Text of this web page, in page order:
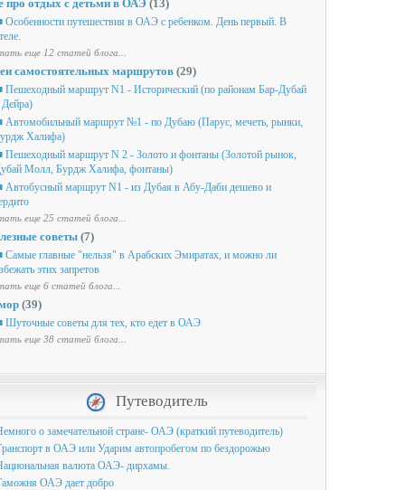
про отдых с детьми в ОАЭ (13)
Особенности путешествия в ОАЭ с ребенком. День первый. В
еще 12 статей блога...
самостоятельных маршрутов (29)
Пешеходный маршрут N1 - Исторический (по районам Бар-Дубай
Дейра)
Автомобильный маршрут №1 - по Дубаю (Парус, мечеть, рынки,
Халифа)
Пешеходный маршрут N 2 - Золото и фонтаны (Золотой рынок,
Молл, Бурдж Халифа, фонтаны)
Автобусный маршрут N1 - из Дубая в Абу-Даби дешево и
еще 25 статей блога...
советы (7)
Самые главные "нельзя" в Арабских Эмиратах, и можно ли
этих запретов
еще 6 статей блога...
(39)
Шуточные советы для тех, кто едет в ОАЭ
еще 38 статей блога...
Путеводитель
о замечательной стране- ОАЭ (краткий путеводитель)
в ОАЭ или Ударим автопробегом по бездорожью
валюта ОАЭ- дирхамы.
ОАЭ дает добро